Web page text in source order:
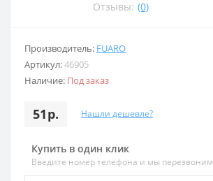
Отзывы: (0)
Производитель: FUARO
Артикул:46905
Наличие: Под заказ
51р. Нашли дешевле?
Купить в один клик
Введите номер телефона и мы перезвоним